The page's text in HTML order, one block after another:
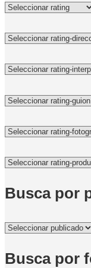
Busca por
Busca por